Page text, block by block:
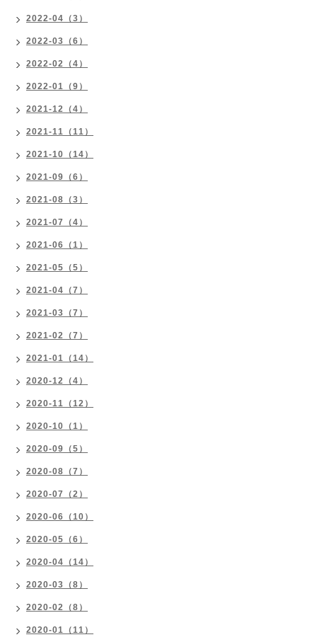
2022-04（3）
2022-03（6）
2022-02（4）
2022-01（9）
2021-12（4）
2021-11（11）
2021-10（14）
2021-09（6）
2021-08（3）
2021-07（4）
2021-06（1）
2021-05（5）
2021-04（7）
2021-03（7）
2021-02（7）
2021-01（14）
2020-12（4）
2020-11（12）
2020-10（1）
2020-09（5）
2020-08（7）
2020-07（2）
2020-06（10）
2020-05（6）
2020-04（14）
2020-03（8）
2020-02（8）
2020-01（11）